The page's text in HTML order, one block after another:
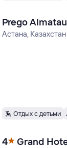
Prego
Астана, Казахстан
Отдых с детьми
4 Grand